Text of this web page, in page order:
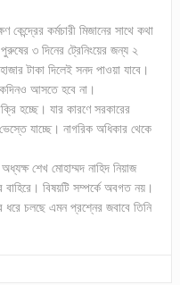
কর্মচারী মিজানের সাথে কথা
৩ দিনের ট্রেনিংয়ের জন্য ২
টাকা দিলেই সনদ পাওয়া যাবে।
আসতে হবে না।
হচ্ছে। যার কারণে সরকারের
যাচ্ছে। নাগরিক অধিকার থেকে
শেখ মোহাম্মদ নাহিদ নিয়াজ
বাহিরে। বিষয়টি সম্পর্কে অবগত নয়।
চলছে এমন প্রশ্নের জবাবে তিনি